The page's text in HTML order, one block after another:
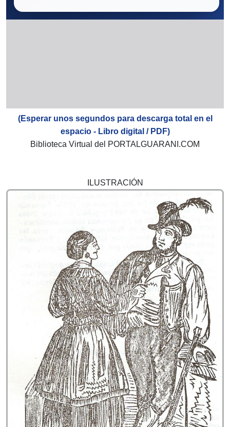
(Esperar unos segundos para descarga total en el
espacio - Libro digital / PDF)
Biblioteca Virtual del PORTALGUARANI.COM
ILUSTRACIÓN